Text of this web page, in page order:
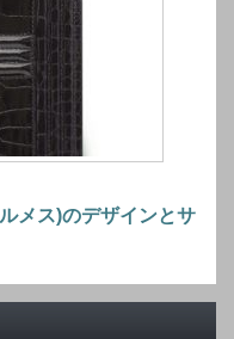
メス)のデザインとサ